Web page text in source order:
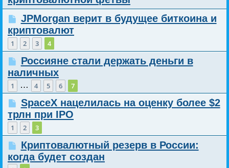
JPMorgan верит в будущее биткоина и
криптовалют
1 2 3 4
Россияне стали держать деньги в
наличных
1 … 4 5 6 7
SpaceX нацелилась на оценку более $2
трлн при IPO
1 2 3
Криптовалютный резерв в России:
когда будет создан